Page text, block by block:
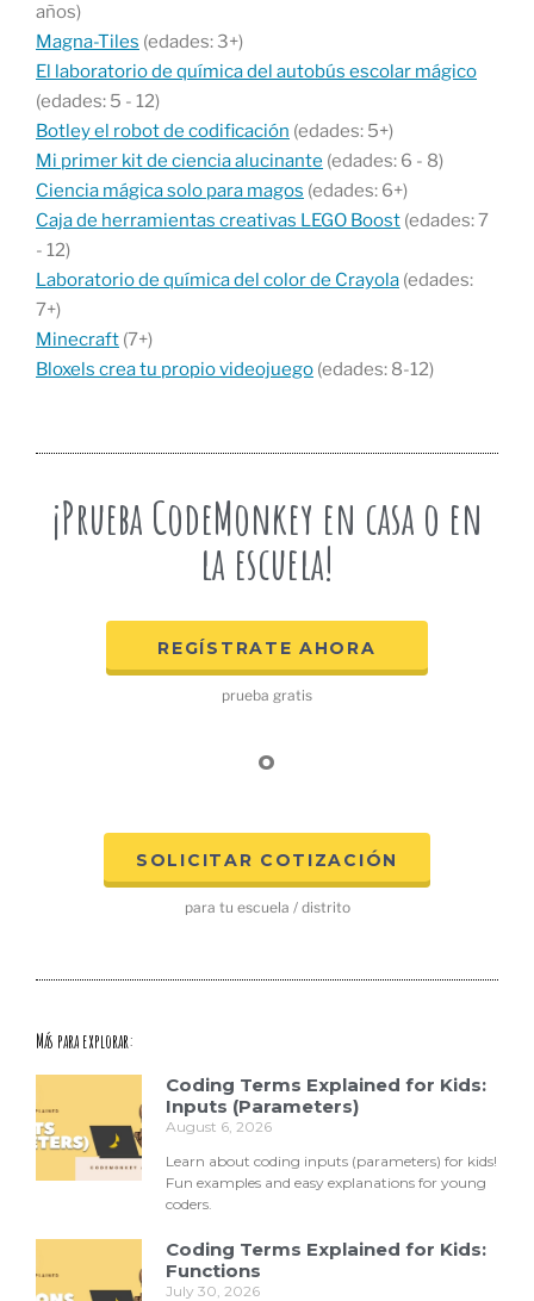
años)
Magna-Tiles (edades: 3+)
El laboratorio de química del autobús escolar mágico
(edades: 5 - 12)
Botley el robot de codificación (edades: 5+)
Mi primer kit de ciencia alucinante (edades: 6 - 8)
Ciencia mágica solo para magos (edades: 6+)
Caja de herramientas creativas LEGO Boost (edades: 7
- 12)
Laboratorio de química del color de Crayola (edades:
7+)
Minecraft (7+)
Bloxels crea tu propio videojuego (edades: 8-12)
¡Prueba CodeMonkey en casa o en
la escuela!
REGÍSTRATE AHORA
prueba gratis
o
SOLICITAR COTIZACIÓN
para tu escuela / distrito
Más para explorar:
Coding Terms Explained for Kids:
Inputs (Parameters)
August 6, 2026
Learn about coding inputs (parameters) for kids!
Fun examples and easy explanations for young
coders.
Coding Terms Explained for Kids:
Functions
July 30, 2026